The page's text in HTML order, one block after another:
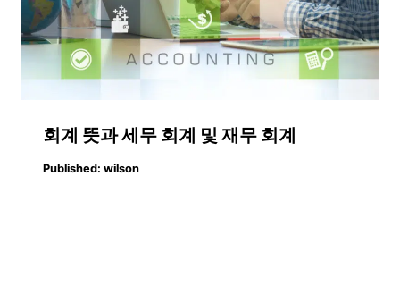
회계 뜻과 세무 회계 및 재무 회계
Published: wilson